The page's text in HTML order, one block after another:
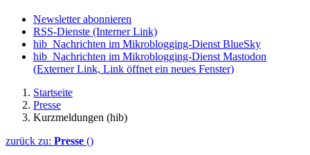
Newsletter abonnieren
RSS-Dienste (Interner Link)
hib_Nachrichten im Mikroblogging-Dienst BlueSky
hib_Nachrichten im Mikroblogging-Dienst Mastodon
(Externer Link, Link öffnet ein neues Fenster)
Startseite
Presse
Kurzmeldungen (hib)
zurück zu: Presse ()